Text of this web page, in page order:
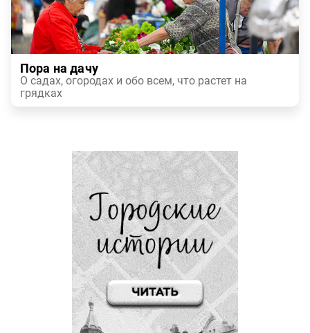
Пора на дачу
О садах, огородах и обо всем, что растет на
грядках